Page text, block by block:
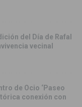
del Día de Rafal
vecinal
de Ocio ‘Paseo
conexión con